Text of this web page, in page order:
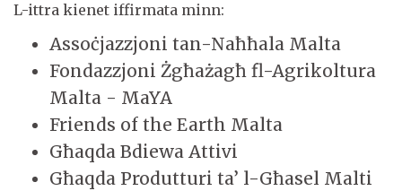
L-ittra kienet iffirmata minn:
Assoċjazzjoni tan-Naħħala Malta
Fondazzjoni Żgħażagħ fl-Agrikoltura
Malta - MaYA
Friends of the Earth Malta
Għaqda Bdiewa Attivi
Għaqda Produtturi ta’ l-Għasel Malti